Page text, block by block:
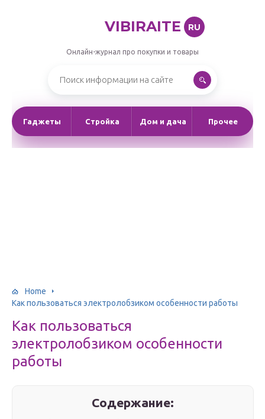
VIBIRAITE RU
Онлайн-журнал про покупки и товары
Гаджеты Стройка Дом и дача Прочее
Home
Как пользоваться электролобзиком особенности работы
Как пользоваться
электролобзиком особенности
работы
Содержание: